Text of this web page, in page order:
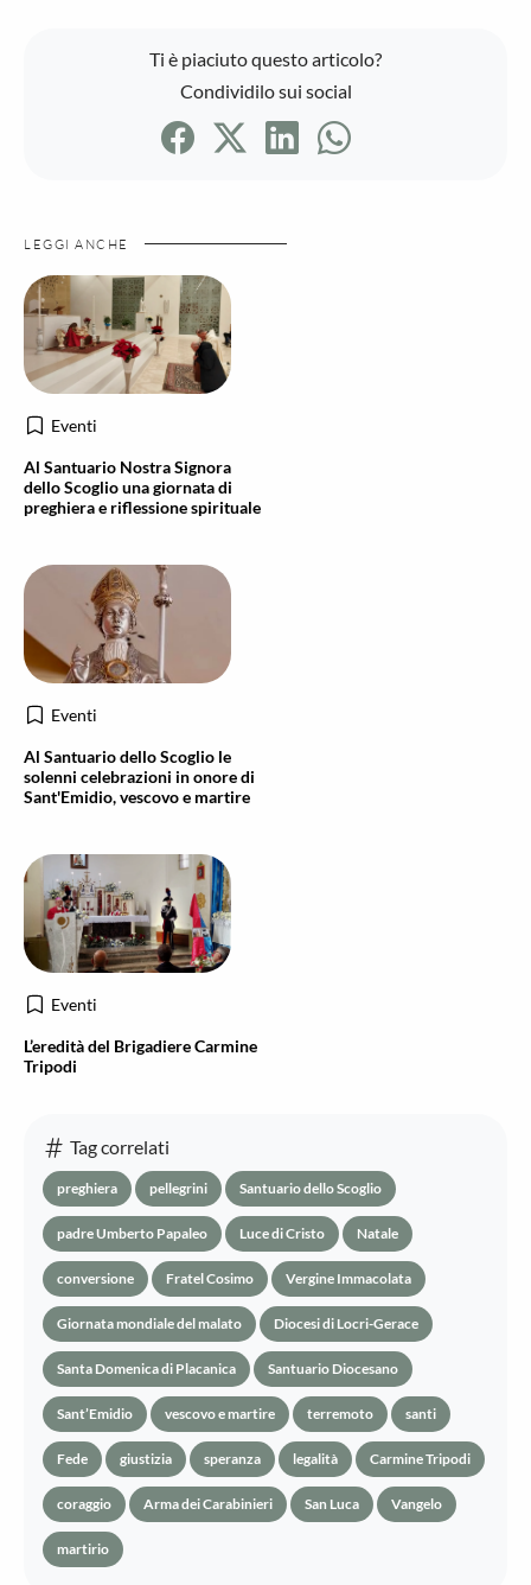
Ti è piaciuto questo articolo?
Condividilo sui social
LEGGI ANCHE
Eventi
Al Santuario Nostra Signora
dello Scoglio una giornata di
preghiera e riflessione spirituale
Eventi
Al Santuario dello Scoglio le
solenni celebrazioni in onore di
Sant'Emidio, vescovo e martire
Eventi
L’eredità del Brigadiere Carmine
Tripodi
Tag correlati
preghiera pellegrini Santuario dello Scoglio
padre Umberto Papaleo Luce di Cristo Natale
conversione Fratel Cosimo Vergine Immacolata
Giornata mondiale del malato Diocesi di Locri-Gerace
Santa Domenica di Placanica Santuario Diocesano
Sant’Emidio vescovo e martire terremoto santi
Fede giustizia speranza legalità Carmine Tripodi
coraggio Arma dei Carabinieri San Luca Vangelo
martirio